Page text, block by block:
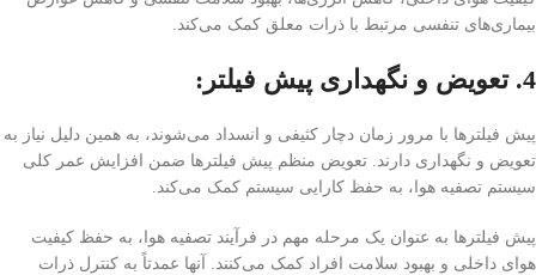
بیماری‌های تنفسی مرتبط با ذرات معلق کمک می‌کند.
4. تعویض و نگهداری پیش فیلتر:
پیش فیلترها با مرور زمان دچار کثیفی و انسداد می‌شوند، به همین دلیل نیاز به
تعویض و نگهداری دارند. تعویض منظم پیش فیلترها ضمن افزایش عمر کلی
سیستم تصفیه هوا، به حفظ کارایی سیستم کمک می‌کند.
پیش فیلترها به عنوان یک مرحله مهم در فرآیند تصفیه هوا، به حفظ کیفیت
هوای داخلی و بهبود سلامت افراد کمک می‌کنند. آنها عمدتاً به کنترل ذرات